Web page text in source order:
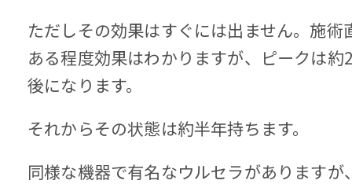
ただしその効果はすぐには出ません。施術
ある程度効果はわかりますが、ピークは約
後になります。
それからその状態は約半年持ちます。
同様な機器で有名なウルセラがありますが